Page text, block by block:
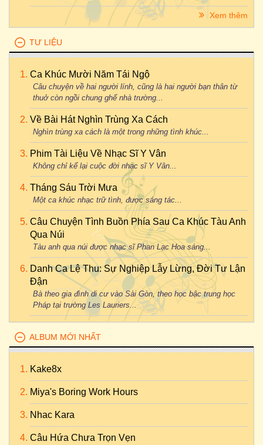
Xem thêm
TƯ LIỆU
Ca Khúc Mười Năm Tái Ngộ
Câu chuyện về hai người lính, cũng là hai người bạn thân từ
thuở còn ngồi chung ghế nhà trường...
Về Bài Hát Nghìn Trùng Xa Cách
Nghìn trùng xa cách là một trong những tình khúc...
Phim Tài Liệu Về Nhạc Sĩ Y Vân
Không chỉ kể lại cuộc đời nhạc sĩ Y Vân...
Tháng Sáu Trời Mưa
Một ca khúc nhạc trữ tình, được sáng tác...
Câu Chuyện Tình Buồn Phía Sau Ca Khúc Tàu Anh
Qua Núi
Tàu anh qua núi được nhạc sĩ Phan Lạc Hoa sáng...
Danh Ca Lệ Thu: Sự Nghiệp Lẫy Lừng, Đời Tư Lận
Đận
Bà theo gia đình di cư vào Sài Gòn, theo học bậc trung học
Pháp tại trường Les Lauriers...
ALBUM MỚI NHẤT
Kake8x
Miya's Boring Work Hours
Nhac Kara
Câu Hứa Chưa Trọn Vẹn